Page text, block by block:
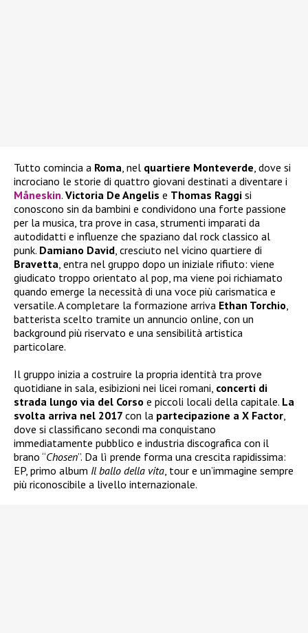
Tutto comincia a Roma , nel quartiere Monteverde , dove si
incrociano le storie di quattro giovani destinati a diventare i
Måneskin. Victoria De Angelis e Thomas Raggi si
conoscono sin da bambini e condividono una forte passione
per la musica, tra prove in casa, strumenti imparati da
autodidatti e influenze che spaziano dal rock classico al
punk. Damiano David , cresciuto nel vicino quartiere di
Bravetta , entra nel gruppo dopo un iniziale rifiuto: viene
giudicato troppo orientato al pop, ma viene poi richiamato
quando emerge la necessità di una voce più carismatica e
versatile. A completare la formazione arriva Ethan Torchio
batterista scelto tramite un annuncio online, con un
background più riservato e una sensibilità artistica
particolare.
Il gruppo inizia a costruire la propria identità tra prove
quotidiane in sala, esibizioni nei licei romani, concerti di
strada lungo via del Corso e piccoli locali della capitale. La
svolta arriva nel 2017 con la partecipazione a X Factor
dove si classificano secondi ma conquistano
immediatamente pubblico e industria discografica con il
brano “Chosen”. Da lì prende forma una crescita rapidissima:
EP, primo album Il ballo della vita , tour e un’immagine sempre
più riconoscibile a livello internazionale.